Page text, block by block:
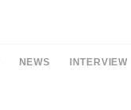
NEWS INTERVIEW